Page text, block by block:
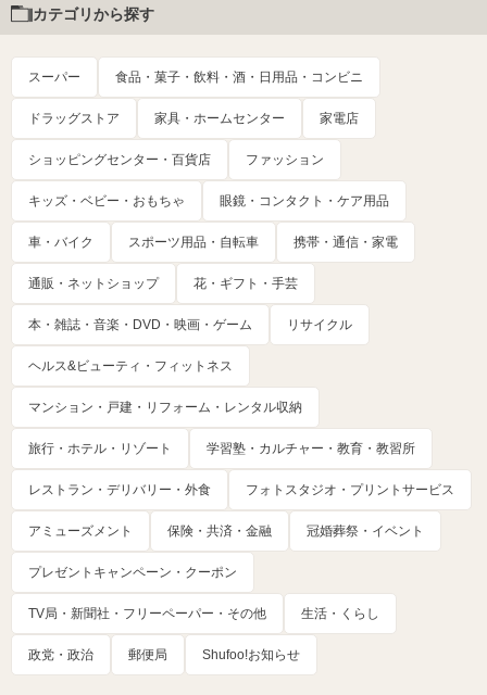
カテゴリから探す
スーパー 食品・菓子・飲料・酒・日用品・コンビニ
ドラッグストア 家具・ホームセンター 家電店
ショッピングセンター・百貨店 ファッション
キッズ・ベビー・おもちゃ 眼鏡・コンタクト・ケア用品
車・バイク スポーツ用品・自転車 携帯・通信・家電
通販・ネットショップ 花・ギフト・手芸
本・雑誌・音楽・DVD・映画・ゲーム リサイクル
ヘルス&ビューティ・フィットネス
マンション・戸建・リフォーム・レンタル収納
旅行・ホテル・リゾート 学習塾・カルチャー・教育・教習所
レストラン・デリバリー・外食 フォトスタジオ・プリントサービス
アミューズメント 保険・共済・金融 冠婚葬祭・イベント
プレゼントキャンペーン・クーポン
TV局・新聞社・フリーペーパー・その他 生活・くらし
政党・政治 郵便局 Shufoo!お知らせ